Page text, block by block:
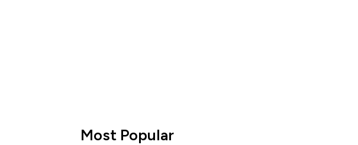
Most Popular